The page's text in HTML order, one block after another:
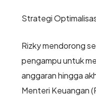
Strategi
Rizky mendorong
pengampu untuk
anggaran hingga
Menteri Keuangan